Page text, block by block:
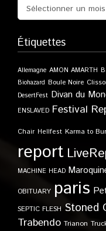
Étiquettes
Allemagne AMON AMARTH
Biohazard Boule Noire
DesertFest Divan du
ENSLAVED Festival
Chair Hellfest Karma to
report
MACHINE HEAD
OBITUARY paris
SEPTIC FLESH Stoned
Trabendo Trianon